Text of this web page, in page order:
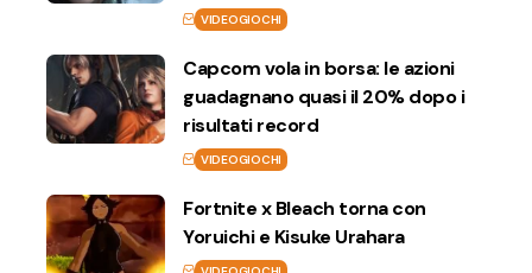
VIDEOGIOCHI
Capcom vola in borsa: le azioni
guadagnano quasi il 20% dopo i
risultati record
VIDEOGIOCHI
Fortnite x Bleach torna con
Yoruichi e Kisuke Urahara